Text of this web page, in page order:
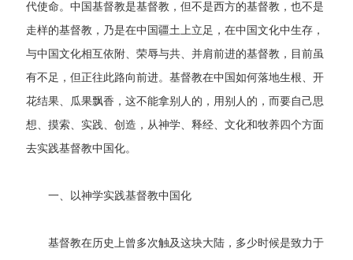
代使命。中国基督教是基督教，但不是西方的基督教，也不是
走样的基督教，乃是在中国疆土上立足，在中国文化中生存，
与中国文化相互依附、荣辱与共、并肩前进的基督教，目前虽
有不足，但正往此路向前进。基督教在中国如何落地生根、开
花结果、瓜果飘香，这不能拿别人的，用别人的，而要自己思
想、摸索、实践、创造，从神学、释经、文化和牧养四个方面
去实践基督教中国化。
一、以神学实践基督教中国化
基督教在历史上曾多次触及这块大陆，多少时候是致力于